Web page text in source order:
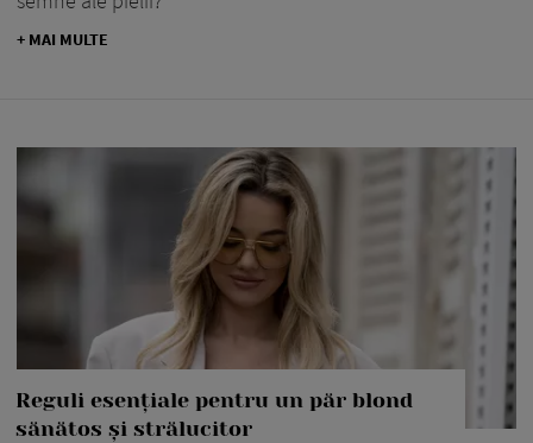
+ MAI MULTE
Reguli esențiale pentru un păr blond
sănătos și strălucitor